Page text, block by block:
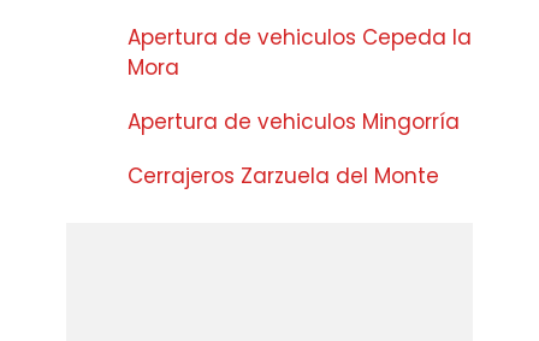
Apertura de vehiculos Cepeda la
Mora
Apertura de vehiculos Mingorría
Cerrajeros Zarzuela del Monte